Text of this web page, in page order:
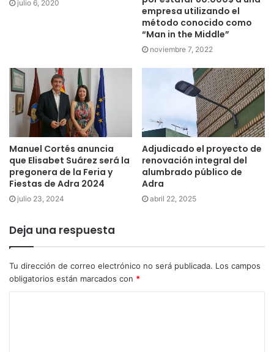
julio 6, 2020
empresa utilizando el
método conocido como
“Man in the Middle”
noviembre 7, 2022
Manuel Cortés anuncia
que Elisabet Suárez será la
pregonera de la Feria y
Fiestas de Adra 2024
julio 23, 2024
Adjudicado el proyecto de
renovación integral del
alumbrado público de
Adra
abril 22, 2025
Deja una respuesta
Tu dirección de correo electrónico no será publicada. Los campos
obligatorios están marcados con *